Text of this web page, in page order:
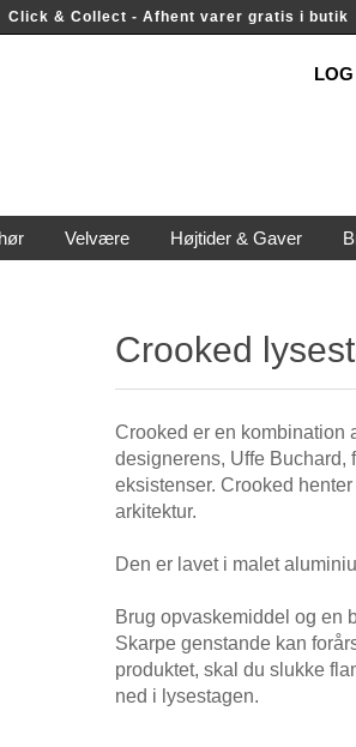
& Collect - Afhent varer gratis i
Velvære Højtider & Gaver
Crooked
Crooked er en kombination
designerens, Uffe
eksistenser. Crooked
arkitektur.
Den er lavet i malet
Brug opvaskemiddel og en
Skarpe genstande kan
produktet, skal du slukke
ned i lysestagen.